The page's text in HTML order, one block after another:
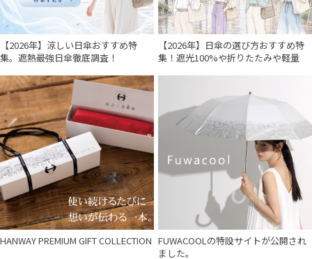
【2026年】涼しい日傘おすすめ特
集。遮熱最強日傘徹底調査！
【2026年】日傘の選び方おすすめ特
集！遮光100%や折りたたみや軽量
HANWAY PREMIUM GIFT COLLECTION FUWACOOLの特設サイトが公開され
ました。